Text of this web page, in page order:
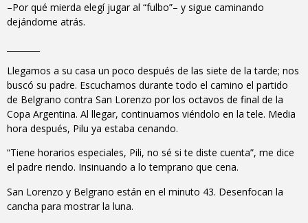
–Por qué mierda elegí jugar al “fulbo”– y sigue caminando
dejándome atrás.
Llegamos a su casa un poco después de las siete de la tarde; nos
buscó su padre. Escuchamos durante todo el camino el partido
de Belgrano contra San Lorenzo por los octavos de final de la
Copa Argentina. Al llegar, continuamos viéndolo en la tele. Media
hora después, Pilu ya estaba cenando.
“Tiene horarios especiales, Pili, no sé si te diste cuenta”, me dice
el padre riendo. Insinuando a lo temprano que cena.
San Lorenzo y Belgrano están en el minuto 43. Desenfocan la
cancha para mostrar la luna.